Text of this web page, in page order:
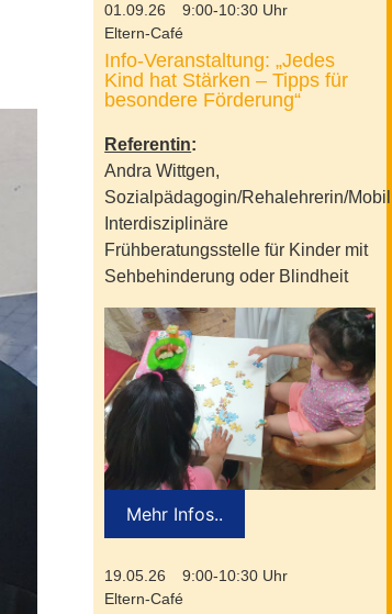
01.09.26
9:00-10:30 Uhr
Eltern-Café
Info-Veranstaltung: „Jedes
Kind hat Stärken – Tipps für
besondere Förderung“
Referentin:
Andra Wittgen,
Sozialpädagogin/Rehalehrerin/
Interdisziplinäre
Frühberatungsstelle für Kinder mit
Sehbehinderung oder Blindheit
Mehr Infos..
19.05.26
9:00-10:30 Uhr
Eltern-Café